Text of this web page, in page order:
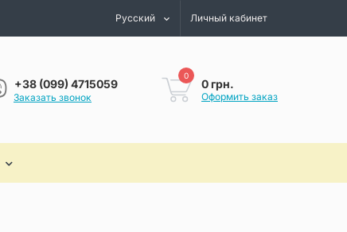
Русский Личный кабинет
+38 (099) 4715059
Заказать звонок
0
0 грн.
Оформить заказ